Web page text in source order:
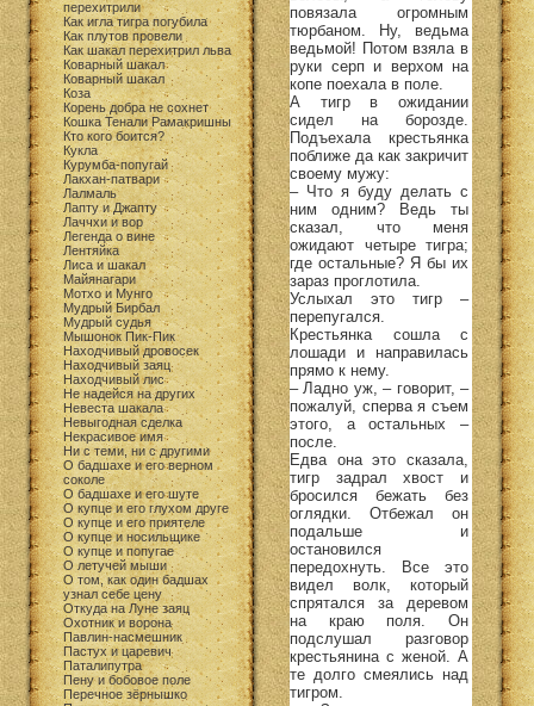
перехитрили
Как игла тигра погубила
Как плутов провели
Как шакал перехитрил льва
Коварный шакал
Коварный шакал
Коза
Корень добра не сохнет
Кошка Тенали Рамакришны
Кто кого боится?
Кукла
Курумба-попугай
Лакхан-патвари
Лалмаль
Лапту и Джапту
Лаччхи и вор
Легенда о вине
Лентяйка
Лиса и шакал
Майянагари
Мотхо и Мунго
Мудрый Бирбал
Мудрый судья
Мышонок Пик-Пик
Находчивый дровосек
Находчивый заяц
Находчивый лис
Не надейся на других
Невеста шакала
Невыгодная сделка
Некрасивое имя
Ни с теми, ни с другими
О бадшахе и его верном
соколе
О бадшахе и его шуте
О купце и его глухом друге
О купце и его приятеле
О купце и носильщике
О купце и попугае
О летучей мыши
О том, как один бадшах
узнал себе цену
Откуда на Луне заяц
Охотник и ворона
Павлин-насмешник
Пастух и царевич
Паталипутра
Пену и бобовое поле
Перечное зёрнышко
повязала огромным
тюрбаном. Ну, ведьма
ведьмой! Потом взяла в
руки серп и верхом на
копе поехала в поле.
А тигр в ожидании
сидел на борозде.
Подъехала крестьянка
поближе да как закричит
своему мужу:
– Что я буду делать с
ним одним? Ведь ты
сказал, что меня
ожидают четыре тигра;
где остальные? Я бы их
зараз проглотила.
Услыхал это тигр –
перепугался.
Крестьянка сошла с
лошади и направилась
прямо к нему.
– Ладно уж, – говорит, –
пожалуй, сперва я съем
этого, а остальных –
после.
Едва она это сказала,
тигр задрал хвост и
бросился бежать без
оглядки. Отбежал он
подальше и
остановился
передохнуть. Все это
видел волк, который
спрятался за деревом
на краю поля. Он
подслушал разговор
крестьянина с женой. А
те долго смеялись над
тигром.